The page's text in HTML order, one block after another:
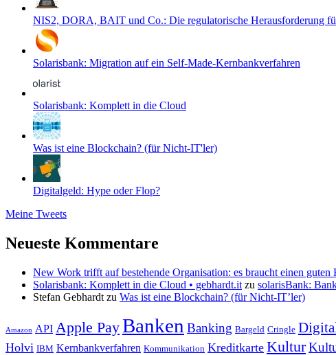
NIS2, DORA, BAIT und Co.: Die regulatorische Herausforderung
Solarisbank: Migration auf ein Self-Made-Kernbankverfahren
Solarisbank: Komplett in die Cloud
Was ist eine Blockchain? (für Nicht-IT'ler)
Digitalgeld: Hype oder Flop?
Meine Tweets
Neueste Kommentare
New Work trifft auf bestehende Organisation: es braucht einen guten
Solarisbank: Komplett in die Cloud • gebhardt.it zu solarisBank:
Stefan Gebhardt zu Was ist eine Blockchain? (für Nicht-IT’ler)
Amazon API Apple PayBanken Banking Bargeld Cringle
Holvi IBM Kernbankverfahren Kommunikation Kreditkarte Kultur